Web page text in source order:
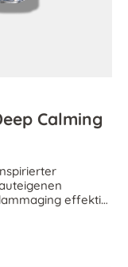
Calming
effektiv